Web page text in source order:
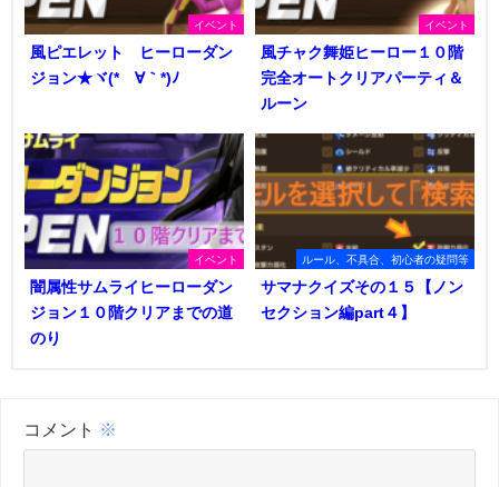
イベント
風ピエレット ヒーローダン
ジョン★ヾ(*´∀｀*)ﾉ
イベント
風チャク舞姫ヒーロー１０階
完全オートクリアパーティ＆
ルーン
イベント
闇属性サムライヒーローダン
ジョン１０階クリアまでの道
のり
ルール、不具合、初心者の疑問等
サマナクイズその１５【ノン
セクション編part４】
コメント ※